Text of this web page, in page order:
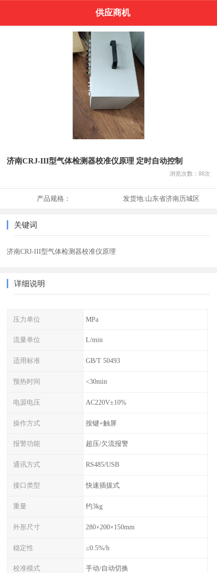
供应商机
济南CRJ-III型气体检测器校准仪原理 定时自动控制
浏览次数： 88次
产品规格： 发货地:山东省济南历城区
关键词
济南CRJ-III型气体检测器校准仪原理
详细说明
压力单位 MPa
流量单位 L/min
适用标准 GB/T 50493
预热时间 <30min
电源电压 AC220V±10%
操作方式 按键+触屏
报警功能 超压/欠流报警
通讯方式 RS485/USB
接口类型 快速插拔式
重量 约3kg
外形尺寸 280×200×150mm
稳定性 ≤0.5%/h
校准模式 手动/自动切换